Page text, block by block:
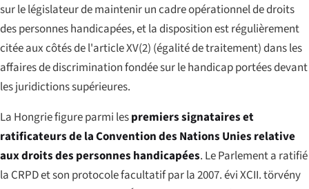
sur le législateur de maintenir un cadre opérationnel de droits
des personnes handicapées, et la disposition est régulièrement
citée aux côtés de l'article XV(2) (égalité de traitement) dans les
affaires de discrimination fondée sur le handicap portées devant
les juridictions supérieures.
La Hongrie figure parmi lespremiers signataires et
ratificateurs de la Convention des Nations Unies relative
aux droits des personnes handicapées. Le Parlement a ratifié
la CRPD et son protocole facultatif par la2007. évi XCII. törvény